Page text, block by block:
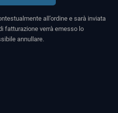
all’ordine e sarà inviata
fatturazione verrà emesso lo
annullare.